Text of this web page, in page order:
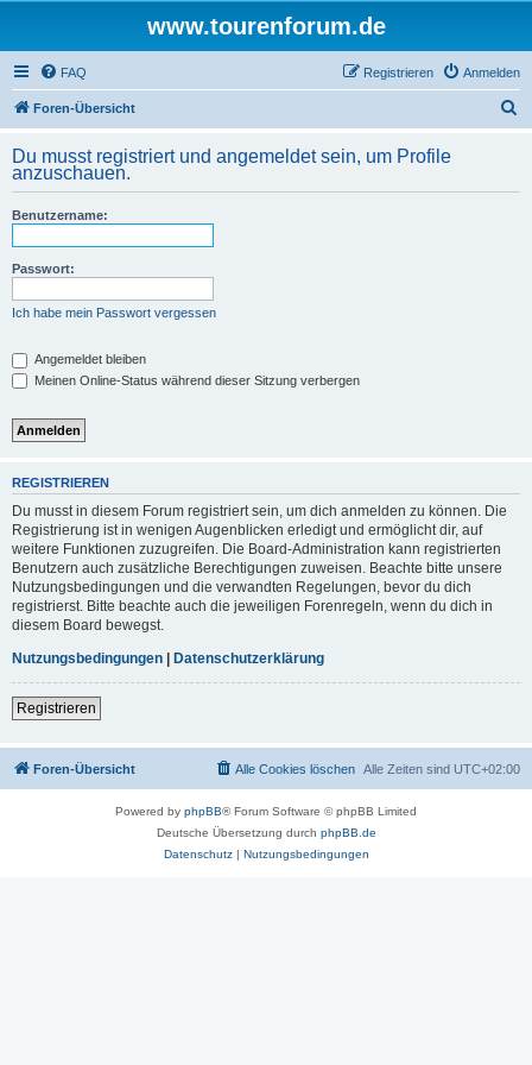
www.tourenforum.de
FAQ Anmelden
Registrieren
Foren-Übersicht
h
Du musst registriert und angemeldet sein, um Profile
anzuschauen.
Benutzername:
Passwort:
Ich habe mein Passwort vergessen
Angemeldet bleiben
Meinen Online-Status während dieser Sitzung verbergen
REGISTRIEREN
Du musst in diesem Forum registriert sein, um dich anmelden zu können. Die
Registrierung ist in wenigen Augenblicken erledigt und ermöglicht dir, auf
weitere Funktionen zuzugreifen. Die Board-Administration kann registrierten
Benutzern auch zusätzliche Berechtigungen zuweisen. Beachte bitte unsere
Nutzungsbedingungen und die verwandten Regelungen, bevor du dich
registrierst. Bitte beachte auch die jeweiligen Forenregeln, wenn du dich in
diesem Board bewegst.
Nutzungsbedingungen | Datenschutzerklärung
Registrieren
Foren-Übersicht Alle Zeiten sind UTC+02:00
Alle Cookies löschen
Powered by phpBB® Forum Software © phpBB Limited
Deutsche Übersetzung durch phpBB.de
Datenschutz| Nutzungsbedingungen